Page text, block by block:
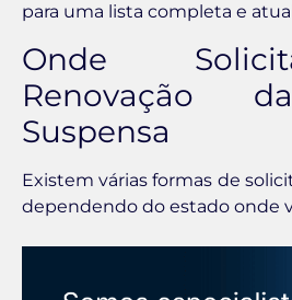
para uma lista completa e
Onde
Renovação
Suspensa
Existem várias formas de
dependendo do estado onde